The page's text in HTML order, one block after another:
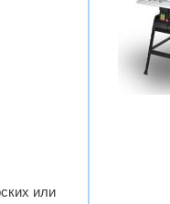
или